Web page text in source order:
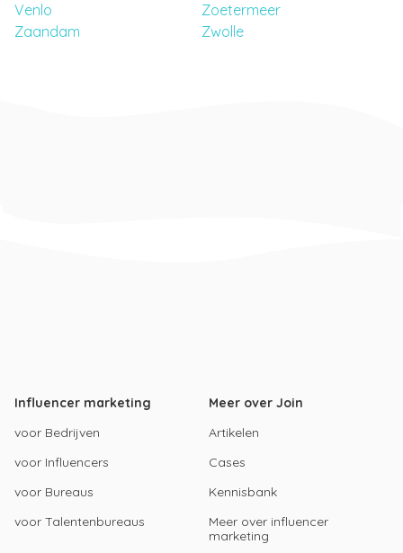
Venlo
Zoetermeer
Zaandam
Zwolle
Influencer marketing
voor Bedrijven
voor Influencers
voor Bureaus
voor Talentenbureaus
Meer over Join
Artikelen
Cases
Kennisbank
Meer over influencer
marketing